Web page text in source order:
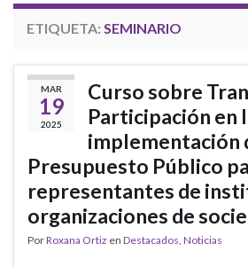
ETIQUETA: SEMINARIO
MAR
19
2025
Curso sobre
Participación en
implementación
Presupuesto Público
representantes de
organizaciones de
PorRoxana Ortiz en Destacados, Noticias